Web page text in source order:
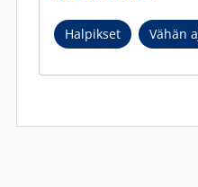
Halpikset Vähän